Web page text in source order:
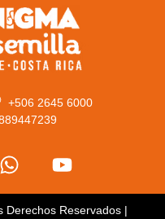
+506 2645 6000
Derechos Reservados |